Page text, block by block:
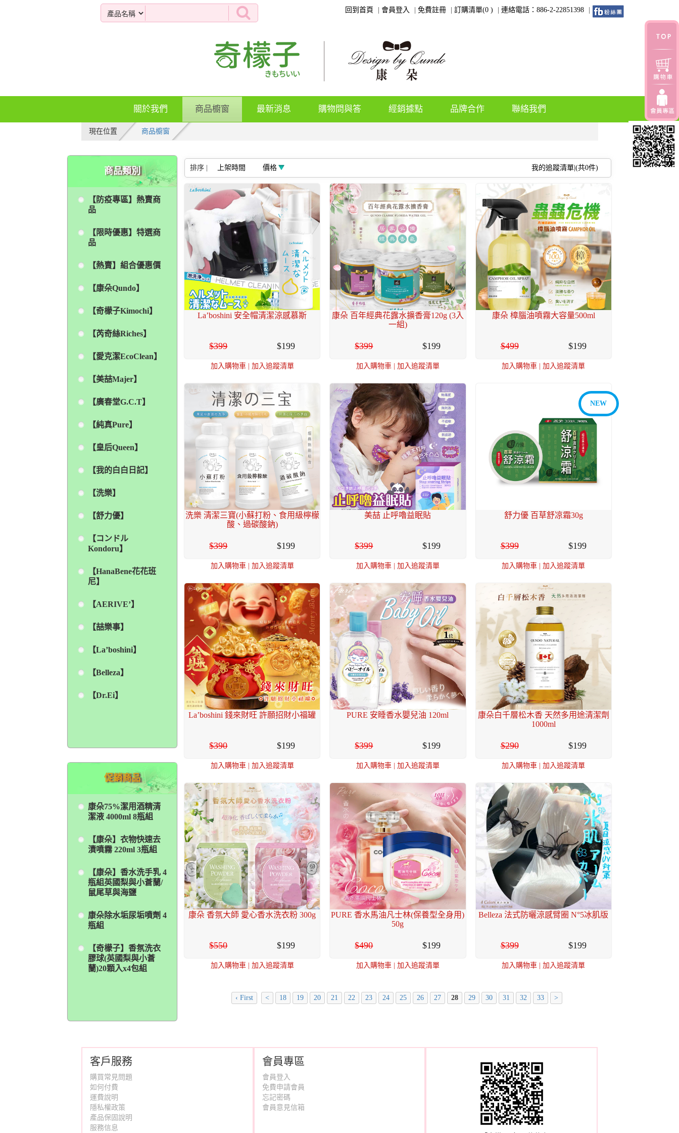
回到首頁 會員登入 免費註冊 訂購清單(0 ) 連絡電話：886-2-22851398
關於我們 商品櫥窗(current)最新消息 購物問與答 經銷據點 品牌合作 聯絡我們
現在位置 商品櫥窗
商品類別
【防疫專區】熱賣商
品
【限時優惠】特選商
品
【熱賣】組合優惠價
【康朵Qundo】
【奇檬子Kimochi】
【芮奇絲Riches】
【愛克潔EcoClean】
【美喆Majer】
【廣春堂G.C.T】
【純真Pure】
【皇后Queen】
【我的白白日記】
【洗樂】
【舒力優】
【コンドル
Kondoru】
【HanaBene花花班
尼】
【AERIVE’】
【喆樂事】
【La’boshini】
【Belleza】
【Dr.Ei】
促銷商品
康朵75%潔用酒精清
潔液 4000ml 8瓶組
【康朵】衣物快速去
漬噴霧 220ml 3瓶組
【康朵】香水洗手乳 4
瓶組英國梨與小蒼蘭/
鼠尾草與海鹽
康朵除水垢尿垢噴劑 4
瓶組
【奇檬子】香氛洗衣
膠球(英國梨與小蒼
蘭)20顆入x4包組
排序 | 上架時間 價格 我的追蹤清單|(共0件)
La’boshini 安全帽清潔涼感慕斯
399 199
加入購物車| 加入追蹤清單
康朵 百年經典花露水擴香膏120g (3入
一組)
399 199
加入購物車| 加入追蹤清單
康朵 樟腦油噴霧大容量500ml
499 199
加入購物車 |加入追蹤清單
洗樂 清潔三寶(小蘇打粉、食用級檸檬
酸、過碳酸鈉)
399 199
加入購物車| 加入追蹤清單
美喆 止呼嚕益眠貼
399 199
加入購物車| 加入追蹤清單
NEW
舒力優 百草舒凉霜30g
399 199
加入購物車 |加入追蹤清單
La’boshini 錢來財旺 許願招財小福罐
390 199
加入購物車| 加入追蹤清單
PURE 安睡香水嬰兒油 120ml
399 199
加入購物車| 加入追蹤清單
康朵白千層松木香 天然多用途清潔劑
1000ml
290 199
加入購物車 |加入追蹤清單
康朵 香氛大師 愛心香水洗衣粉 300g
550 199
加入購物車| 加入追蹤清單
PURE 香水馬油凡士林(保養型全身用)
50g
490 199
加入購物車| 加入追蹤清單
Belleza 法式防曬涼感臂圈 N°5冰肌版
399 199
加入購物車 |加入追蹤清單
‹ First < 18 19 20 21 22 23 24 25 26 27 28 29 30 31 32 33 >
客戶服務
購買常見問題
如何付費
運費說明
隱私權政策
產品保固說明
服務信息
會員專區
會員登入
免費申請會員
忘記密碼
會員意見信箱